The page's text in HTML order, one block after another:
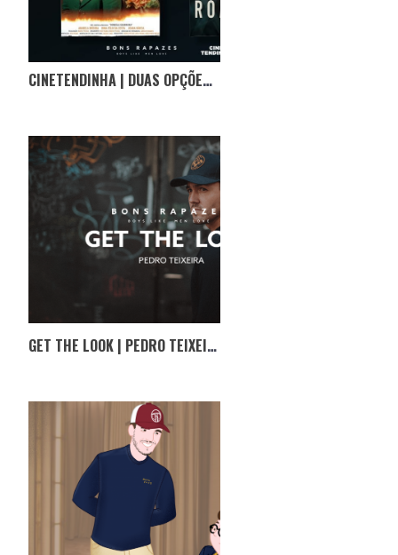
CINETENDINHA | DUAS OPÇÕES PARA COMBATER A RESSACA DAS ELEIÇÕES DOS USA
GET THE LOOK | PEDRO TEIXEIRA III